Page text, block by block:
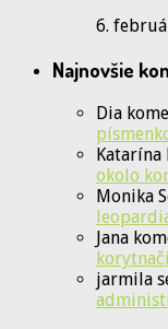
6.
Najnovšie
Dia
Katarína
okolo
Monika
Jana
jarmila